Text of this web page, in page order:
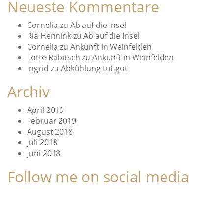
Neueste Kommentare
Cornelia zu Ab auf die Insel
Ria Henninkzu Ab auf die Insel
Cornelia zu Ankunft in Weinfelden
Lotte Rabitsch zu Ankunft in Weinfelden
Ingrid zu Abkühlung tut gut
Archiv
April 2019
Februar 2019
August 2018
Juli 2018
Juni 2018
Follow me on social media